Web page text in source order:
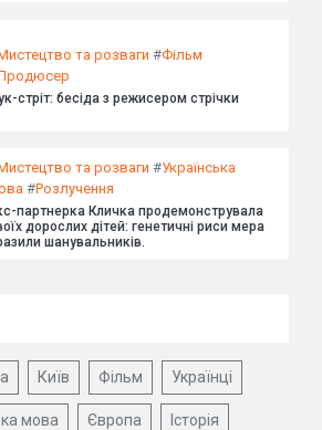
та розваги #Фільм
стріт: бесіда з режисером стрічки
та розваги #Українська
#Розлучення
партнерка Кличка продемонструвала
дорослих дітей: генетичні риси мера
шанувальників.
Київ Фільм Українці
мова Європа Історія